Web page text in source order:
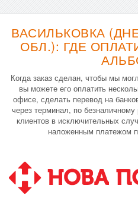
ВАСИЛЬКОВКА
ОБЛ.): ГДЕ
Когда заказ сделан, чтобы мы
вы можете его оплатить
офисе, сделать перевод на
через терминал, по
клиентов в исключительных
наложенным платежом